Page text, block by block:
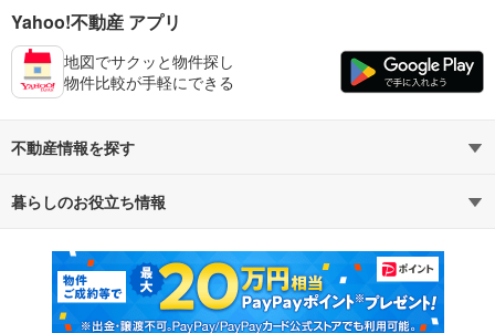
Yahoo!不動産 アプリ
地図でサクッと物件探し
物件比較が手軽にできる
不動産情報を探す
不動産・住宅
新築マンション 中古マンション
新築一戸建て 中古一戸建て
暮らしのお役立ち情報
マンションカタログ 教えて！住まいの先生